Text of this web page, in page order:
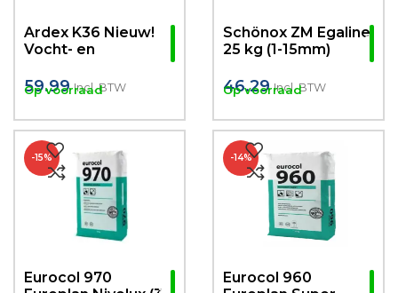
Ardex K36 Nieuw!
Vocht- en
Egaline (3-30mm)
25kg
59.99 Incl. BTW
Op voorraad
Schönox ZM Egaline
25 kg (1-15mm)
46.29 Incl. BTW
Op voorraad
-15%
Eurocol 970
-14%
Eurocol 960